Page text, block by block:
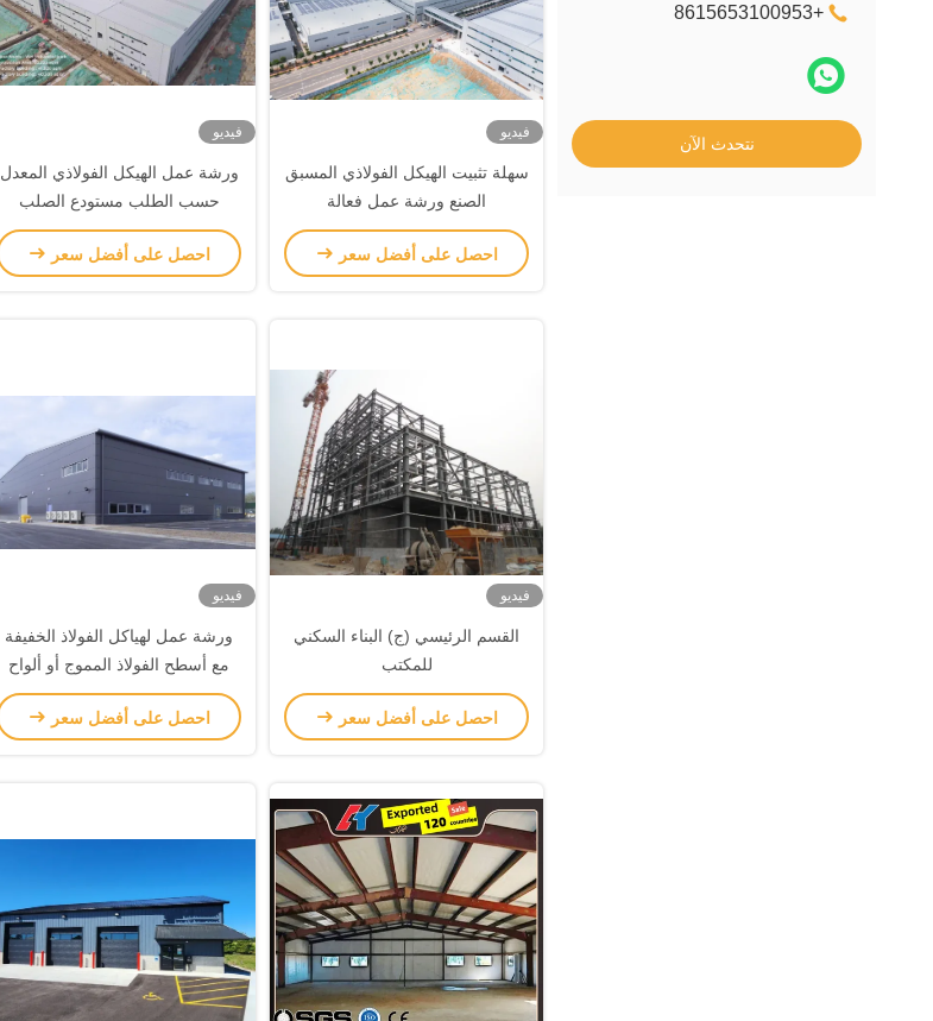
+8615653100953
نتحدث الآن
فيديو
سهلة تثبيت الهيكل الفولاذي المسبق
الصنع ورشة عمل فعالة
احصل على أفضل سعر
فيديو
ورشة عمل الهيكل الفولاذي المعدل
حسب الطلب مستودع الصلب
التجاري المعتمد CE
احصل على أفضل سعر
فيديو
القسم الرئيسي (ج) البناء السكني
للمكتب
احصل على أفضل سعر
فيديو
ورشة عمل لهياكل الفولاذ الخفيفة
مع أسطح الفولاذ المموج أو ألواح
سقف ساندوتش
احصل على أفضل سعر